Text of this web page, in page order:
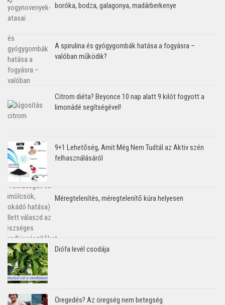
boróka, bodza, galagonya, madárberkenye
A spirulina és gyógygombák hatása a fogyásra –
valóban működik?
Citrom diéta? Beyonce 10 nap alatt 9 kilót fogyott a
limonádé segítségével!
9+1 Lehetőség, Amit Még Nem Tudtál az Aktiv szén
felhasználásáról
Méregtelenítés, méregtelenítő kúra helyesen
Diófa levél csodája
Öregedés? Az öregség nem betegség